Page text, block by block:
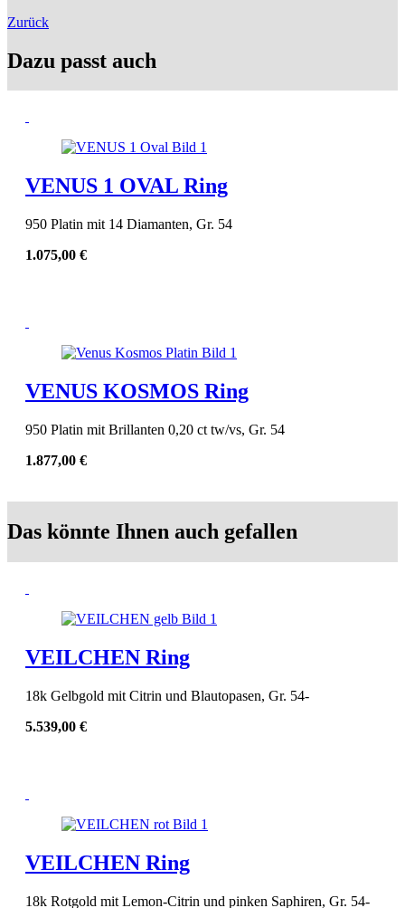
Zurück
Dazu passt auch
VENUS 1 OVAL Ring
950 Platin mit 14 Diamanten, Gr. 54
1.075,00 €
VENUS KOSMOS Ring
950 Platin mit Brillanten 0,20 ct tw/vs, Gr. 54
1.877,00 €
Das könnte Ihnen auch gefallen
VEILCHEN Ring
18k Gelbgold mit Citrin und Blautopasen, Gr. 54-
5.539,00 €
VEILCHEN Ring
18k Rotgold mit Lemon-Citrin und pinken Saphiren, Gr. 54-